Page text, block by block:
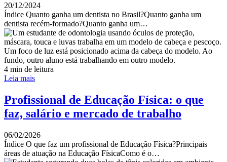
20/12/2024
Índice Quanto ganha um dentista no Brasil?Quanto ganha um
dentista recém-formado?Quanto ganha um…
4 min de leitura
Leia mais
Profissional de Educação Física: o que
faz, salário e mercado de trabalho
06/02/2026
Índice O que faz um profissional de Educação Física?Principais
áreas de atuação na Educação FísicaComo é o…